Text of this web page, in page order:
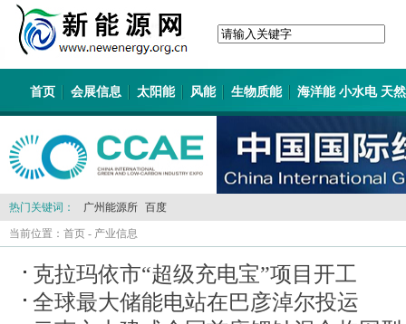
首页 会展信息 太阳能 风能 生物质能 海洋能 小水电 天
热门关键词： 广州能源所 百度
当前位置： 首页 - 产业信息
克拉玛依市“超级充电宝”项目开工
全球最大储能电站在巴彦淖尔投运